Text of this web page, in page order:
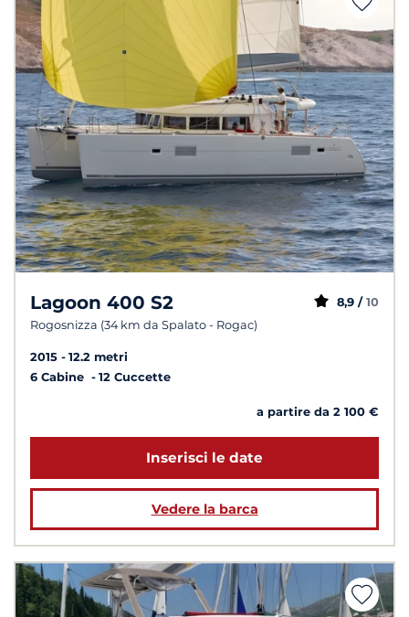
Lagoon 400 S2
Rogosnizza (34 km da Spalato - Rogac)
8,9 / 10
2015
12.2 metri
6 Cabine
12 Cuccette
a partire da 2 100 €
Inserisci le date
Vedere la barca